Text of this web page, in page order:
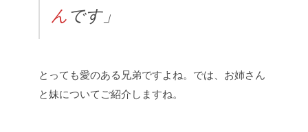
ん です」
とっても愛のある兄弟ですよね。では、お姉さん
と妹についてご紹介しますね。